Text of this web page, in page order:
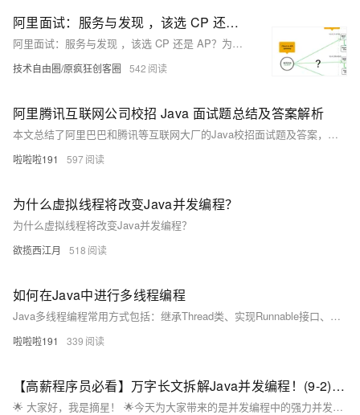
阿里面试：服务与发现 ，该选 CP 还是 AP？为什么？
阿里面试：服务与发现 ，该选 CP 还是 AP？为什么？
技术自由圈/原疯狂创客圈 542
阿里腾讯互联网公司校招 Java 面试题总结及答案解析
本文总结了阿里巴巴和腾讯等互联网大厂的Java校招面试题及答案，涵盖Java基础、多线程、集合框架、数据库、Spring与MyBatis框架等内容。从数据类型、面向对象特性到异常处理，从线程安全到SQL优化，再到IOC原理与MyBatis结果封装，全面梳理常见考点。通过详细解析，帮助求职者系统掌握Java核心知识，为校招做好充分准备。资源链接：[点击下载](https://pan.quark.cn/s/14fcf913bae6)。
啦啦啦191 597
为什么虚拟线程将改变Java并发编程？
为什么虚拟线程将改变Java并发编程？
欲揽西江月 518
如何在Java中进行多线程编程
Java多线程编程常用方式包括：继承Thread类、实现Runnable接口、Callable接口（可返回结果）及使用线程池。推荐线程池以提升性能，避免频繁创建线程。结合同步与通信机制，可有效管理并发任务。
啦啦啦191 339
【高薪程序员必看】万字长文拆解Java并发编程！(9-2)：并发工具-线程池
🌟 ​大家好，我是摘星！​ 🌟今天为大家带来的是并发编程中的强力并发工具-线程池，废话不多说让我们直接开始。